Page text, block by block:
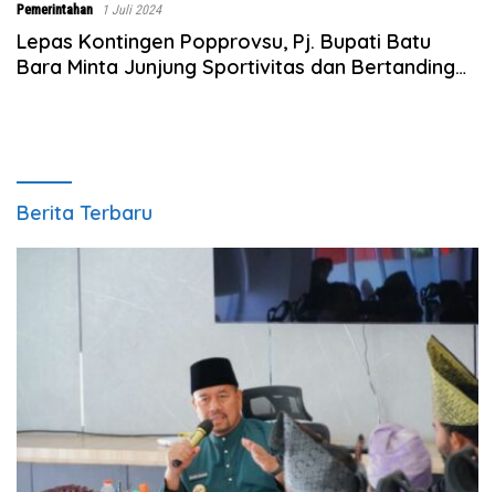
Pemerintahan 1 Juli 2024
Lepas Kontingen Popprovsu, Pj. Bupati Batu
Bara Minta Junjung Sportivitas dan Bertanding
Berita Terbaru